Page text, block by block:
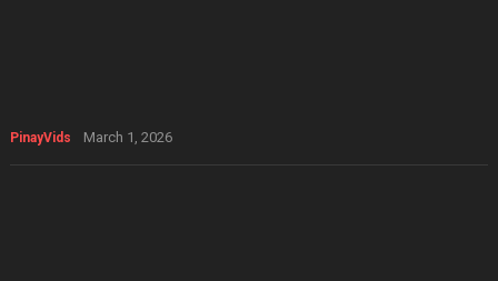
PinayVids March 1, 2026